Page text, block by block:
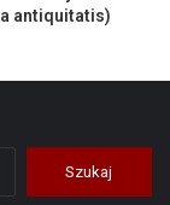
antiquitatis)